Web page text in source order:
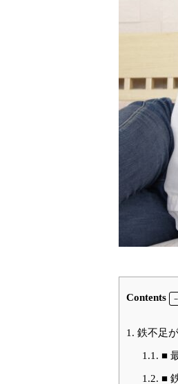
Contents
1. 鉄不足
1.1. ■
1.2. ■